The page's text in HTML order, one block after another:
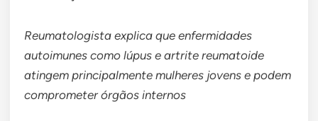
Reumatologista explica que enfermidades
autoimunes como lúpus e artrite reumatoide
atingem principalmente mulheres jovens e podem
comprometer órgãos internos